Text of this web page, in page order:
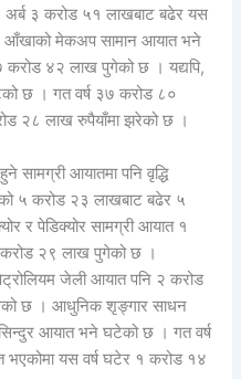
अर्ब ३ करोड ५१ लाखबाट बढेर यस
आँखाको मेकअप सामान आयात भने
करोड ४२ लाख पुगेको छ । यद्यपि,
छ । गत वर्ष ३७ करोड ८०
२८ लाख रुपैयाँमा झरेको छ ।
सामग्री आयातमा पनि वृद्धि
५ करोड २३ लाखबाट बढेर ५
र पेडिक्योर सामग्री आयात १
२९ लाख पुगेको छ ।
पेट्रोलियम जेली आयात पनि २ करोड
छ । आधुनिक शृङ्गार साधन
आयात भने घटेको छ । गत वर्ष
यस वर्ष घटेर १ करोड १४